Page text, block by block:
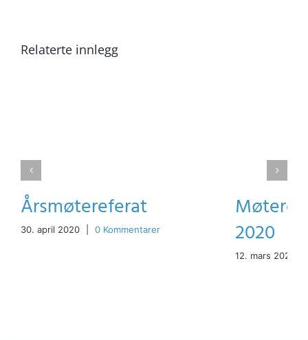
Relaterte innlegg
Årsmøtereferat
30. april 2020 0 Kommentarer
2020
12. mars 2020